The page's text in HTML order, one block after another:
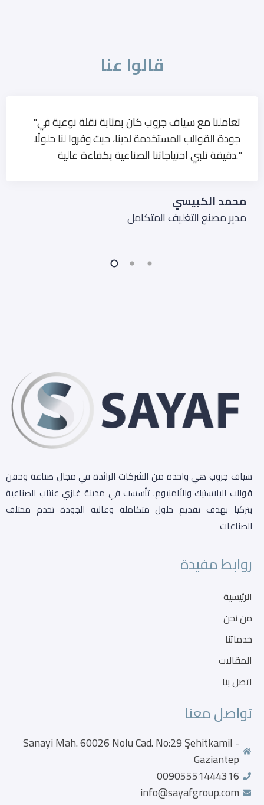
قالوا عنا
"تعاملنا مع سياف جروب كان بمثابة نقلة نوعية في
جودة القوالب المستخدمة لدينا، حيث وفروا لنا حلولًا
دقيقة تلبي احتياجاتنا الصناعية بكفاءة عالية."
محمد الكبيسي
مدير مصنع التغليف المتكامل
سياف جروب هي واحدة من الشركات الرائدة في مجال صناعة وحقن
قوالب البلاستيك والألمنيوم. تأسست في مدينة غازي عنتاب الصناعية
بتركيا بهدف تقديم حلول متكاملة وعالية الجودة تخدم مختلف
الصناعات
روابط مفيدة
الرئيسية
من نحن
خدماتنا
المقالات
اتصل بنا
تواصل معنا
Sanayi Mah. 60026 Nolu Cad. No:29 Şehitkamil -
Gaziantep
00905551444316
info@sayafgroup.com